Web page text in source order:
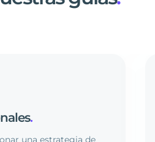
.
una estrategia de